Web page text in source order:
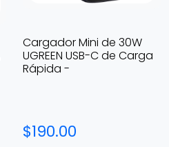
Cargador Mini de 30W
UGREEN USB-C de Carga
Rápida -
$190.00